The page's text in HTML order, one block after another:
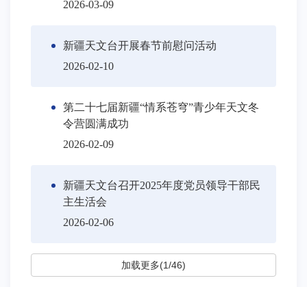
2026-03-09
新疆天文台开展春节前慰问活动
2026-02-10
第二十七届新疆“情系苍穹”青少年天文冬
令营圆满成功
2026-02-09
新疆天文台召开2025年度党员领导干部民
主生活会
2026-02-06
加载更多(1/46)